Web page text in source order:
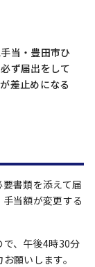
当・豊田市ひ
ず届出をして
差止めになる
書類を添えて届
当額が変更する
で、午後4時30分
願いします。